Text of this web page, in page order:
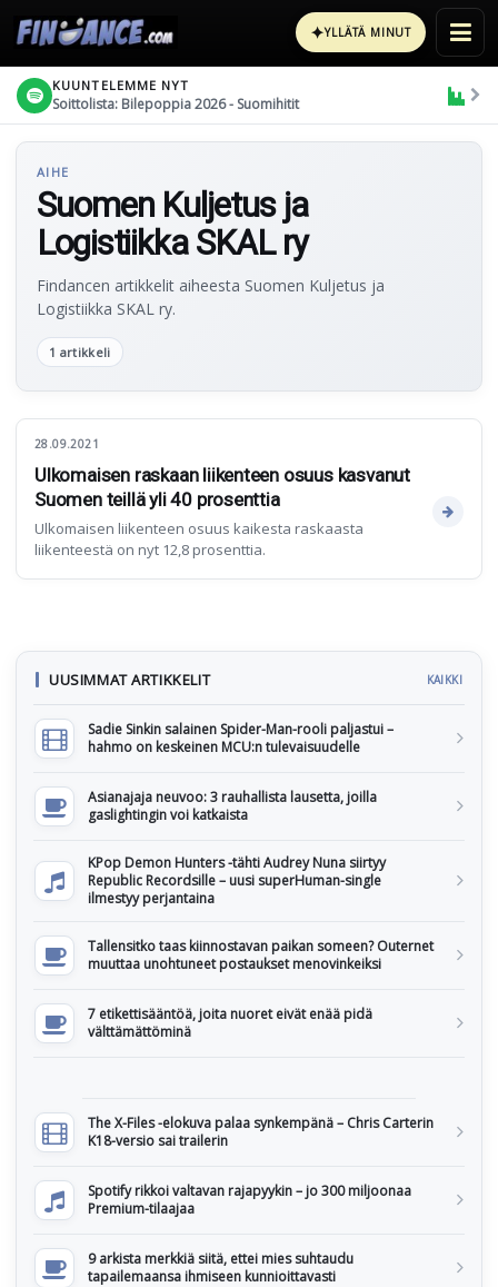
✦YLLÄTÄ MINUT
KUUNTELEMME NYT
Soittolista: Bilepoppia 2026 - Suomihitit
AIHE
Suomen Kuljetus ja
Logistiikka SKAL ry
Findancen artikkelit aiheesta Suomen Kuljetus ja
Logistiikka SKAL ry.
1 artikkeli
28.09.2021
Ulkomaisen raskaan liikenteen osuus kasvanut
Suomen teillä yli 40 prosenttia
Ulkomaisen liikenteen osuus kaikesta raskaasta
liikenteestä on nyt 12,8 prosenttia.
UUSIMMAT ARTIKKELIT KAIKKI
Sadie Sinkin salainen Spider-Man-rooli paljastui –
hahmo on keskeinen MCU:n tulevaisuudelle
Asianajaja neuvoo: 3 rauhallista lausetta, joilla
gaslightingin voi katkaista
KPop Demon Hunters -tähti Audrey Nuna siirtyy
Republic Recordsille – uusi superHuman-single
ilmestyy perjantaina
Tallensitko taas kiinnostavan paikan someen? Outernet
muuttaa unohtuneet postaukset menovinkeiksi
7 etikettisääntöä, joita nuoret eivät enää pidä
välttämättöminä
The X-Files -elokuva palaa synkempänä – Chris Carterin
K18-versio sai trailerin
Spotify rikkoi valtavan rajapyykin – jo 300 miljoonaa
Premium-tilaajaa
9 arkista merkkiä siitä, ettei mies suhtaudu
tapailemaansa ihmiseen kunnioittavasti